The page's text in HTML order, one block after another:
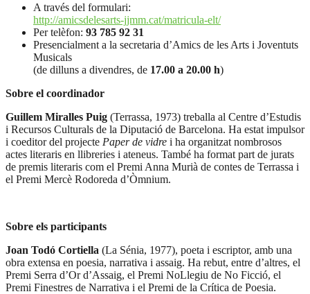
A través del formulari:
http://amicsdelesarts-jjmm.cat/matricula-elt/
Per telèfon: 93 785 92 31
Presencialment a la secretaria d’Amics de les Arts i Joventuts
Musicals
(de dilluns a divendres, de 17.00 a 20.00 h)
Sobre el coordinador
Guillem Miralles Puig (Terrassa, 1973) treballa al Centre d’Estudis
i Recursos Culturals de la Diputació de Barcelona. Ha estat impulsor
i coeditor del projecte Paper de vidre i ha organitzat nombrosos
actes literaris en llibreries i ateneus. També ha format part de jurats
de premis literaris com el Premi Anna Murià de contes de Terrassa i
el Premi Mercè Rodoreda d’Òmnium.
Sobre els participants
Joan Todó Cortiella (La Sénia, 1977), poeta i escriptor, amb una
obra extensa en poesia, narrativa i assaig. Ha rebut, entre d’altres, el
Premi Serra d’Or d’Assaig, el Premi NoLlegiu de No Ficció, el
Premi Finestres de Narrativa i el Premi de la Crítica de Poesia.